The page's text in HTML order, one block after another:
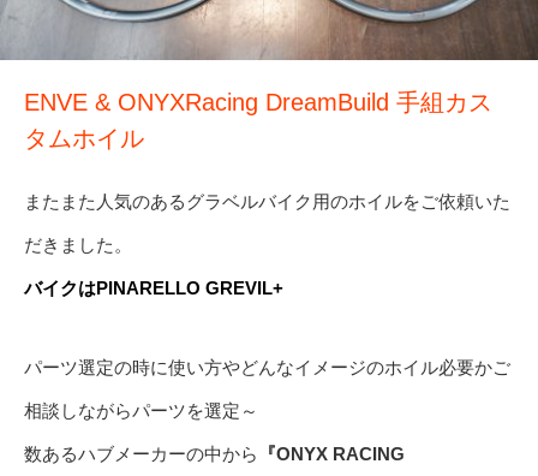
ENVE & ONYXRacing DreamBuild 手組カス
タムホイル
またまた人気のあるグラベルバイク用のホイルをご依頼いた
だきました。
バイクはPINARELLO GREVIL+
パーツ選定の時に使い方やどんなイメージのホイル必要かご
相談しながらパーツを選定～
数あるハブメーカーの中から 『ONYX RACING